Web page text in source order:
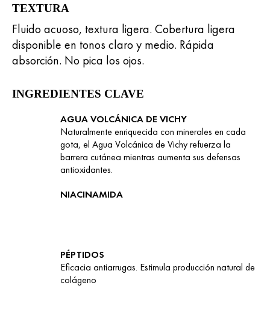
TEXTURA
Fluido acuoso, textura ligera. Cobertura ligera
disponible en tonos claro y medio. Rápida
absorción. No pica los ojos.
INGREDIENTES CLAVE
AGUA VOLCÁNICA DE VICHY
Naturalmente enriquecida con minerales en cada
gota, el Agua Volcánica de Vichy refuerza la
barrera cutánea mientras aumenta sus defensas
antioxidantes.
NIACINAMIDA
PÉPTIDOS
Eficacia antiarrugas. Estimula producción natural de
colágeno